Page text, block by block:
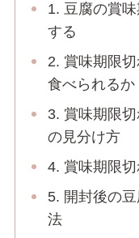
1. 豆腐の賞
する
2. 賞味期限
食べられるか
3. 賞味期限
の見分け方
4. 賞味期限
5. 開封後の
法